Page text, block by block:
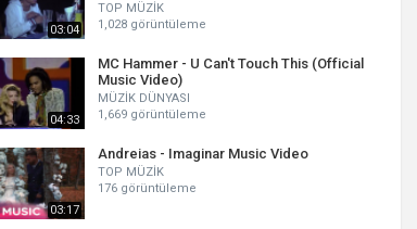
03:04
TOP MÜZİK
1,028 görüntüleme
04:33
MC Hammer - U Can't Touch This (Official
Music Video)
MÜZİK DÜNYASI
1,669 görüntüleme
03:17
Andreias - Imaginar Music Video
TOP MÜZİK
176 görüntüleme